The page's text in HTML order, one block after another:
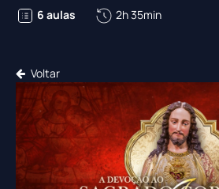
6 aulas 2h 35min
Voltar